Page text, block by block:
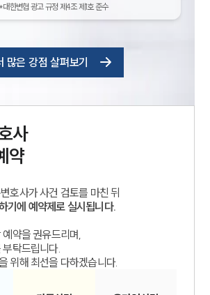
*대한변협 광고 규정 제4조 제1호 준수
많은 강점 살펴보기
사
약
호사가 사건 검토를 마친 뒤
기에 예약제로 실시됩니다.
약을 권유드리며,
탁드립니다.
위해 최선을 다하겠습니다.